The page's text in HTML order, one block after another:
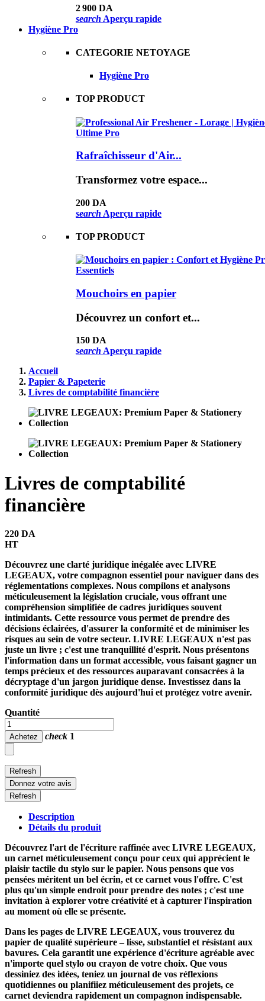
2 900 DA
search Aperçu rapide
Hygiène Pro
CATEGORIE NETOYAGE
Hygiène Pro
TOP PRODUCT
Rafraîchisseur d'Air...
Transformez votre espace...
200 DA
search Aperçu rapide
TOP PRODUCT
Mouchoirs en papier
Découvrez un confort et...
150 DA
search Aperçu rapide
Accueil
Papier & Papeterie
Livres de comptabilité financière
Livres de comptabilité
financière
220 DA
HT
Découvrez une clarté juridique inégalée avec LIVRE
LEGEAUX, votre compagnon essentiel pour naviguer dans des
réglementations complexes. Nous compilons et analysons
méticuleusement la législation cruciale, vous offrant une
compréhension simplifiée de cadres juridiques souvent
intimidants. Cette ressource vous permet de prendre des
décisions éclairées, d'assurer la conformité et de minimiser les
risques au sein de votre secteur. LIVRE LEGEAUX n'est pas
juste un livre ; c'est une tranquillité d'esprit. Nous présentons
l'information dans un format accessible, vous faisant gagner un
temps précieux et des ressources auparavant consacrées à la
décryptage d'un jargon juridique dense. Investissez dans la
conformité juridique dès aujourd'hui et protégez votre avenir.
Quantité
Achetez check 1
Donnez votre avis
Description
Détails du produit
Découvrez l'art de l'écriture raffinée avec LIVRE LEGEAUX,
un carnet méticuleusement conçu pour ceux qui apprécient le
plaisir tactile du stylo sur le papier. Nous pensons que vos
pensées méritent un bel écrin, et ce carnet vous l'offre. C'est
plus qu'un simple endroit pour prendre des notes ; c'est une
invitation à explorer votre créativité et à capturer l'inspiration
au moment où elle se présente.
Dans les pages de LIVRE LEGEAUX, vous trouverez du
papier de qualité supérieure – lisse, substantiel et résistant aux
bavures. Cela garantit une expérience d'écriture agréable avec
n'importe quel stylo ou crayon de votre choix. Que vous
dessiniez des idées, teniez un journal de vos réflexions
quotidiennes ou planifiiez méticuleusement des projets, ce
carnet deviendra rapidement un compagnon indispensable.